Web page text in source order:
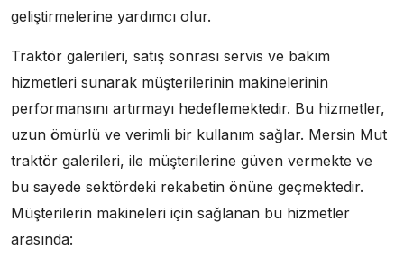
geliştirmelerine yardımcı olur.
Traktör galerileri, satış sonrası servis ve bakım
hizmetleri sunarak müşterilerinin makinelerinin
performansını artırmayı hedeflemektedir. Bu hizmetler,
uzun ömürlü ve verimli bir kullanım sağlar. Mersin Mut
traktör galerileri, ile müşterilerine güven vermekte ve
bu sayede sektördeki rekabetin önüne geçmektedir.
Müşterilerin makineleri için sağlanan bu hizmetler
arasında: